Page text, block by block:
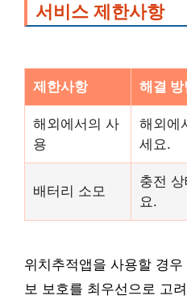
서비스 제한사항
제한사항 해결 방
해외에서의 사
용
해외에
세요.
배터리 소모
충전
요.
위치추적앱을 사용할 경
보 보호를 최우선으로 고